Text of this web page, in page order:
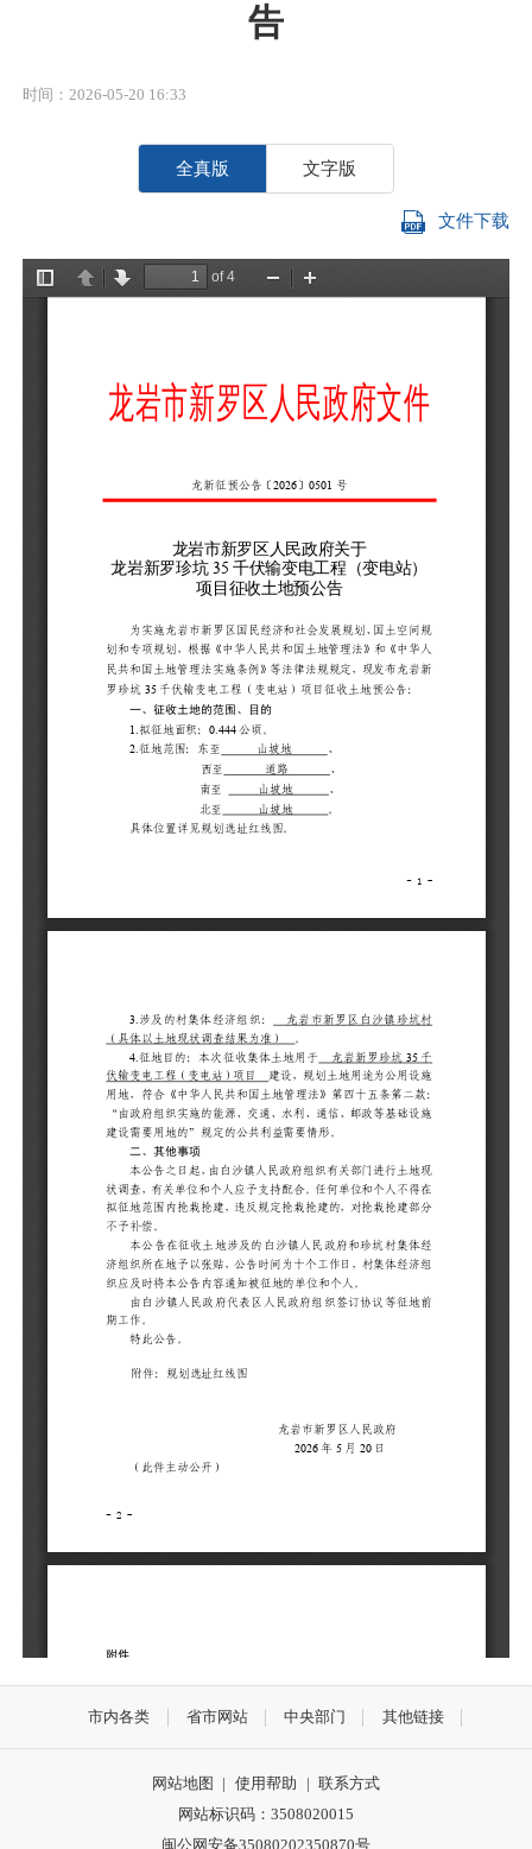
告
时间：2026-05-20 16:33
全真版 文字版
文件下载
市内各类 省市网站 中央部门 其他链接
网站地图 | 使用帮助 | 联系方式
网站标识码：3508020015
闽公网安备35080202350870号